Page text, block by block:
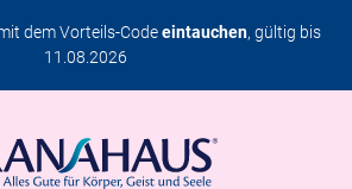
dem Vorteils-Codeeintauchen, gültig bis
11.08.2026